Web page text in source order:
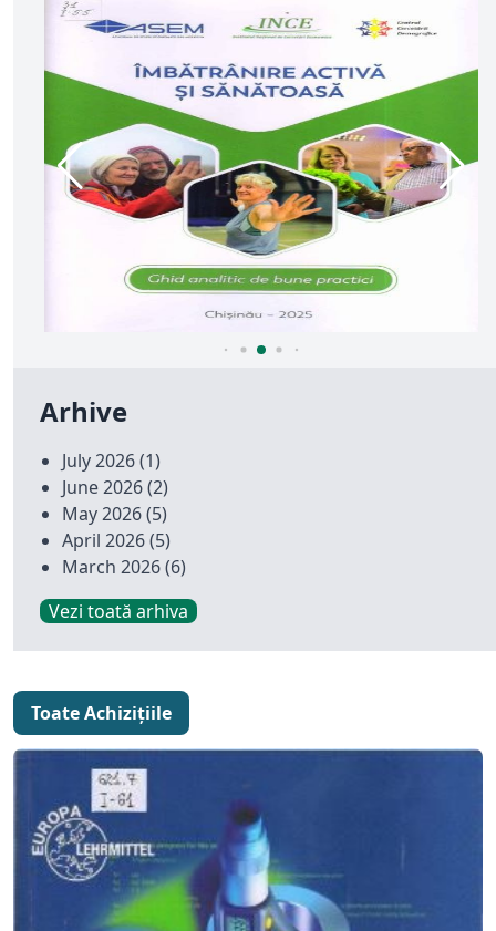
Arhive
July 2026(1)
June 2026(2)
May 2026(5)
April 2026(5)
March 2026(6)
Vezi toată arhiva
Toate Achizițiile